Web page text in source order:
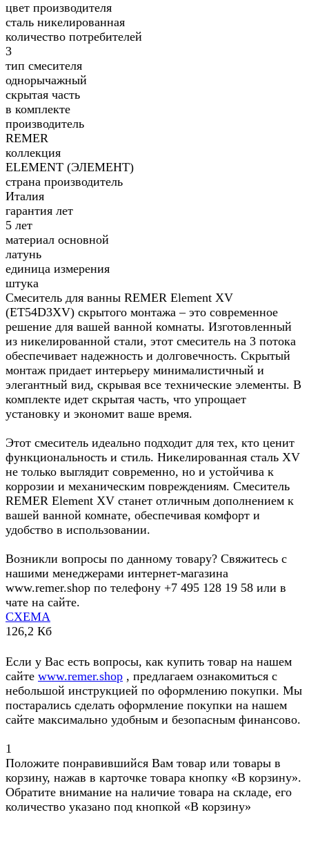
цвет производителя
сталь никелированная
количество потребителей
3
тип смесителя
однорычажный
скрытая часть
в комплекте
производитель
REMER
коллекция
ELEMENT (ЭЛЕМЕНТ)
страна производитель
Италия
гарантия лет
5 лет
материал основной
латунь
единица измерения
штука
Смеситель для ванны REMER Element XV
(ET54D3XV) скрытого монтажа – это современное
решение для вашей ванной комнаты. Изготовленный
из никелированной стали, этот смеситель на 3 потока
обеспечивает надежность и долговечность. Скрытый
монтаж придает интерьеру минималистичный и
элегантный вид, скрывая все технические элементы. В
комплекте идет скрытая часть, что упрощает
установку и экономит ваше время.
Этот смеситель идеально подходит для тех, кто ценит
функциональность и стиль. Никелированная сталь XV
не только выглядит современно, но и устойчива к
коррозии и механическим повреждениям. Смеситель
REMER Element XV станет отличным дополнением к
вашей ванной комнате, обеспечивая комфорт и
удобство в использовании.
Возникли вопросы по данному товару? Свяжитесь с
нашими менеджерами интернет-магазина
www.remer.shop по телефону +7 495 128 19 58 или в
чате на сайте.
СХЕМА
126,2 Кб
Если у Вас есть вопросы, как купить товар на нашем
сайте www.remer.shop , предлагаем ознакомиться с
небольшой инструкцией по оформлению покупки. Мы
постарались сделать оформление покупки на нашем
сайте максимально удобным и безопасным финансово.
1
Положите понравившийся Вам товар или товары в
корзину, нажав в карточке товара кнопку «В корзину».
Обратите внимание на наличие товара на складе, его
количество указано под кнопкой «В корзину»